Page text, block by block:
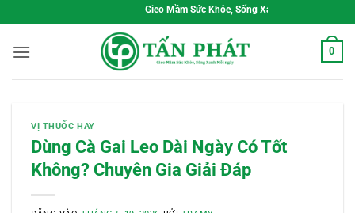
qua
nội
Gieo Mầm Sức Khỏe, Sống Xanh Mỗi Ngày
0
VỊ THUỐC HAY
Dùng Cà Gai Leo Dài Ngày Có Tốt
Không? Chuyên Gia Giải Đáp